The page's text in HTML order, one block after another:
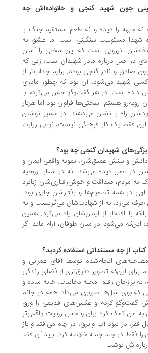
شهید گنجی و خانواده‌اش چه
را دیده و نه طعم مستقیم جنگ را
مسئولیت سنگینی است اما عشق به
نیرویی است که این سختی را آسان
درباره مادر شهیدان است؛ زنی که
و نادر گنجی بوده. برایم جذاب‌تر از
می‌شود، آن بود که چطور مادری
است. در هر گفت‌وگو حس می‌کردم با
هستم. سختی‌ها فراوان بود اما هربار
را نشان می‌دهند. در مسیر نوشتن
یک کار فرهنگی نیست، نوعی زیارت
شهیدان گنجی چه بود؟
عمیق‌شان، نمونه واقعی ایمان و
عمل دیده می‌شد، نه در شعار. روحیه
صداقت و خوش‌رفتاری‌شان زبانزد
همه تصمیم‌ها و رفتارشان جاری بود.
نه از شهادت‌شان می‌گریست و نه
از ایمان‌شان یاد می‌کرد. همین
در میان طوفان، آرام ماند اگر
مستنداتی استفاده کردید؟
انجام‌شده توسط آقای عمرانی و
این‌که تصویر دقیق‌تری از فضای زندگی
رفتم. محله دخانیات، خانه ساده و
سال‌ها صبوری می‌داد، همه در جانم
کردم و عکس‌های قدیمی را ورق
کمک کرد زبان و حس روایت واقعی‌تر
نبود آب و برق، در چاه می‌افتد و باز
در چند جمله خلاصه کرد. باید آن فضا
نوشت.